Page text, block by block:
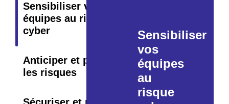
Sensibiliser vos
équipes au risque
cyber
Anticiper et prévenir
les risques
Sensibiliser
vos
équipes
au
risque